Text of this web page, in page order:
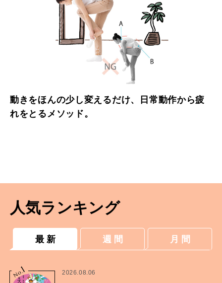
動きをほんの少し変えるだけ、日常動作から疲
れをとるメソッド。
人気ランキング
最 新 週 間 月 間
No.
1 2026.08.06